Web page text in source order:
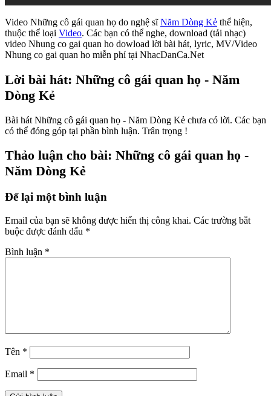
Video Những cô gái quan họ do nghệ sĩNăm Dòng Kẻ thể hiện,
thuộc thể loại Video. Các bạn có thể nghe, download (tải nhạc)
video Nhung co gai quan ho dowload lời bài hát, lyric, MV/Video
Nhung co gai quan ho miễn phí tại NhacDanCa.Net
Lời bài hát: Những cô gái quan họ - Năm
Dòng Kẻ
Bài hát Những cô gái quan họ - Năm Dòng Kẻ chưa có lời. Các bạn
có thể đóng góp tại phần bình luận. Trân trọng !
Thảo luận cho bài: Những cô gái quan họ -
Năm Dòng Kẻ
Để lại một bình luận
Email của bạn sẽ không được hiển thị công khai. Các trường bắt
buộc được đánh dấu *
Bình luận *
Tên *
Email *